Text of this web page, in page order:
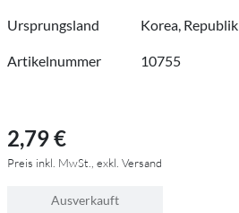
Ursprungsland Korea, Republik
Artikelnummer 10755
2,79 €
Preis inkl. MwSt., exkl. Versand
Ausverkauft